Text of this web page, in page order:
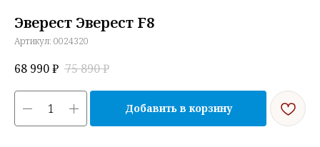
Эверест Эверест F8
Артикул: 0024320
68 990₽ 75 890₽
Добавить в корзину